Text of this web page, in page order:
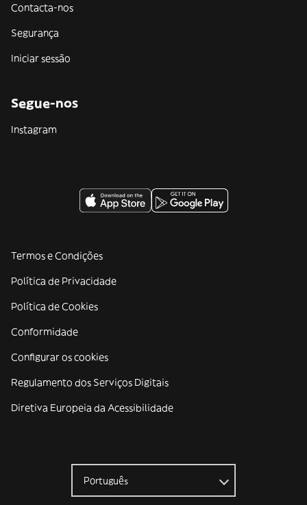
Contacta-nos
Segurança
Iniciar sessão
Segue-nos
Instagram
Termos e Condições
Política de Privacidade
Política de Cookies
Conformidade
Configurar os cookies
Regulamento dos Serviços Digitais
Diretiva Europeia da Acessibilidade